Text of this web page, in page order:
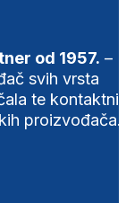
od 1957. –
svih vrsta
te
proizvođača.